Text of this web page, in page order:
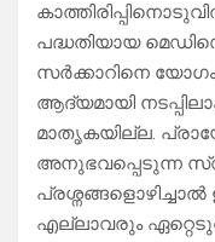
പദ്ധതിയായ
സർക്കാറിനെ
ആദ്യമായി
മാതൃകയില്ല.
അനുഭവപ്പെടുന്ന
എല്ലാവരും